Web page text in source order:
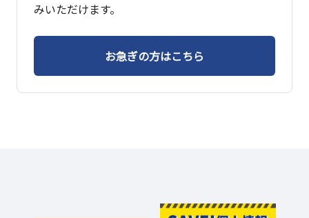
みいただけます。
お急ぎの方はこちら